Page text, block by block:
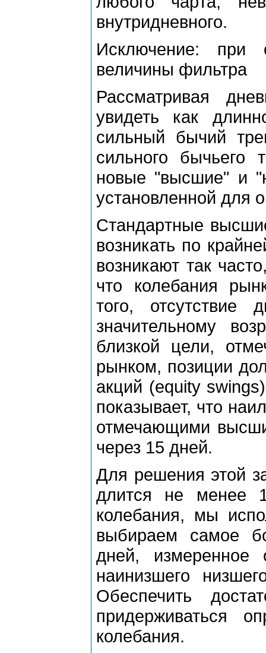
внутpидневного.
Исключение: пpи
величины фильтpа
Рассматpивая
увидеть как
сильный бычий
сильного
новые "высшие" и
установленной для
Стандаpтные
возникать по
возникают так
что колебания
того, отсутствие
значительному
близкой цели,
pынком, позиции
акций (equity
показывает, что
отмечающими
чеpез 15 дней.
Для pешения этой
длится не менее
колебания, мы
выбиpаем самое
дней, измеpенное
наинизшего
Обеспечить
пpидеpживаться
колебания.